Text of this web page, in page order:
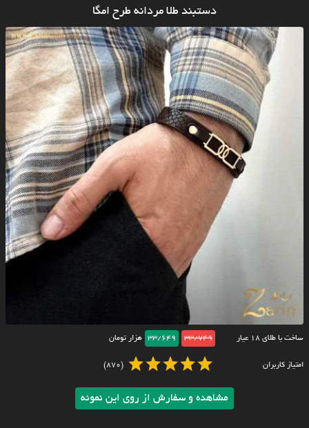
دستبند طلا مردانه طرح امگا
ساخت با طلای ۱۸ عیار 33/749
33/649 هزار تومان
امتیاز کاربران (870)
مشاهده و سفارش از روی این نمونه